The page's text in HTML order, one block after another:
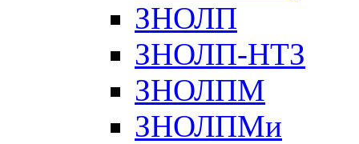
ЗНОЛП
ЗНОЛП-НТЗ
ЗНОЛПМ
ЗНОЛПМи